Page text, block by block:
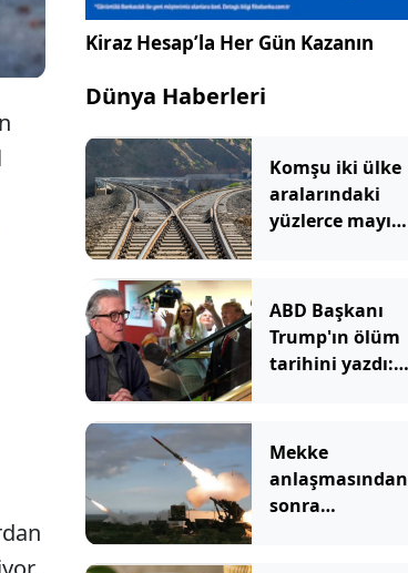
Kiraz Hesap’la Her Gün Kazanın
Dünya Haberleri
Komşu iki ülke
aralarındaki
yüzlerce mayına
bağlanacak
ABD Başkanı
Trump'ın ölüm
tarihini yazdı:
bir felç geçiriyor
Mekke
anlaşmasından
sonra